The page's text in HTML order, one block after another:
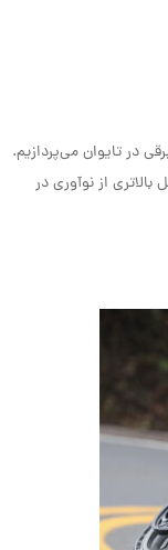
در تایوان می‌پردازیم.
از نوآوری در